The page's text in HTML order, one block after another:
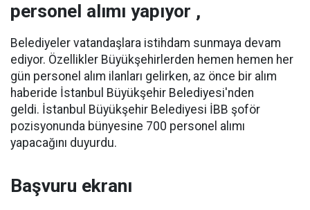
personel alımı yapıyor ,
Belediyeler vatandaşlara istihdam sunmaya devam
ediyor. Özellikler Büyükşehirlerden hemen hemen her
gün personel alım ilanları gelirken, az önce bir alım
haberide İstanbul Büyükşehir Belediyesi'nden
geldi. İstanbul Büyükşehir Belediyesi İBB şoför
pozisyonunda bünyesine 700 personel alımı
yapacağını duyurdu.
Başvuru ekranı